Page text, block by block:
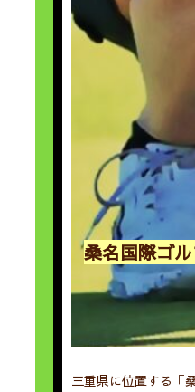
桑名国際ゴ
三重県に位置する「